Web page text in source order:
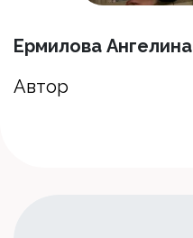
Ермилова Ангелина
Автор